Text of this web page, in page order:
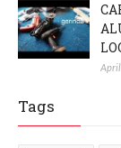
April
Tags